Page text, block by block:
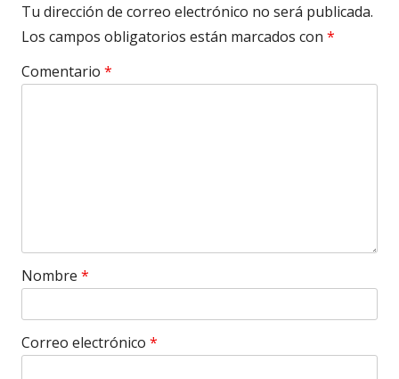
Tu dirección de correo electrónico no será publicada.
Los campos obligatorios están marcados con *
Comentario *
Nombre *
Correo electrónico *